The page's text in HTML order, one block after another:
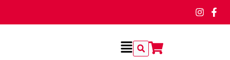
Flyout
Menu